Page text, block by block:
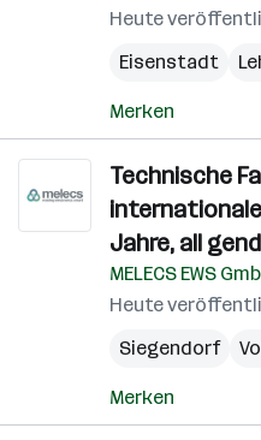
Heute
Eisenstadt
Merken
Technische
Jahre, all
MELECS EWS
Heute
Siegendorf
Merken